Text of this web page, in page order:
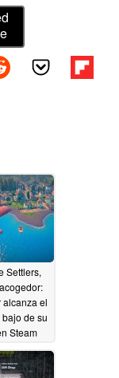
Settlers,
el
de su
Steam